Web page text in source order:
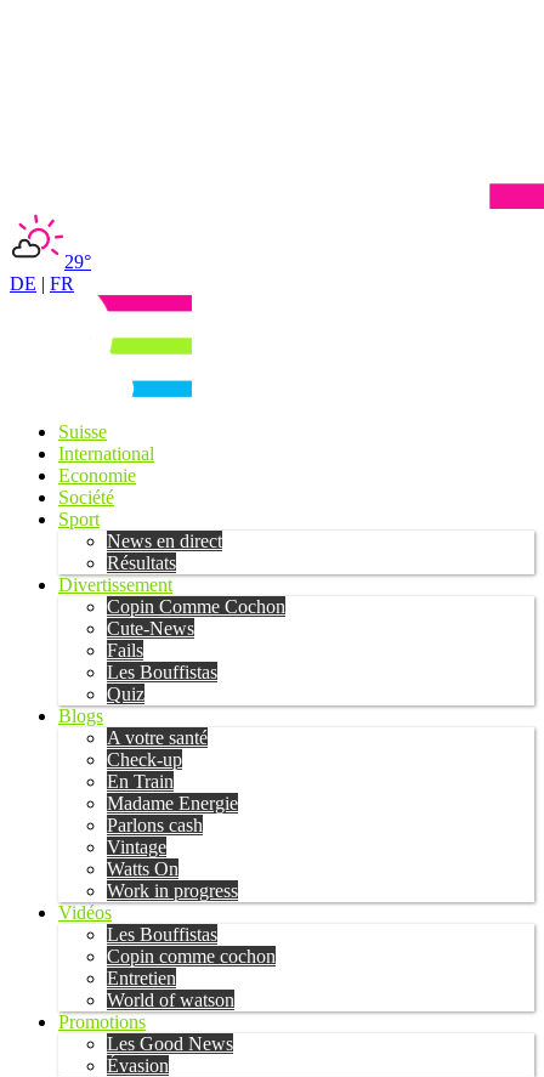
29°
DE | FR
Suisse
International
Economie
Société
Sport
News en direct
Résultats
Divertissement
Copin Comme Cochon
Cute-News
Fails
Les Bouffistas
Quiz
Blogs
A votre santé
Check-up
En Train
Madame Energie
Parlons cash
Vintage
Watts On
Work in progress
Vidéos
Les Bouffistas
Copin comme cochon
Entretien
World of watson
Promotions
Les Good News
Évasion